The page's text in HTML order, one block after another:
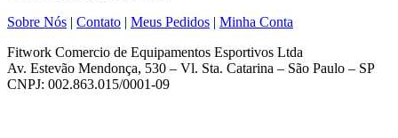
Sobre Nós | Contato | Meus Pedidos | Minha Conta
Fitwork Comercio de Equipamentos Esportivos Ltda
Av. Estevão Mendonça, 530 – Vl. Sta. Catarina – São Paulo – SP
CNPJ: 002.863.015/0001-09